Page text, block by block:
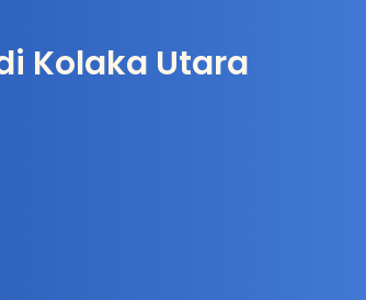
Kolaka Utara